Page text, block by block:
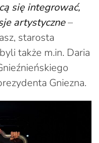
się integrować,
artystyczne–
starosta
także m.in. Daria
Gniezna.